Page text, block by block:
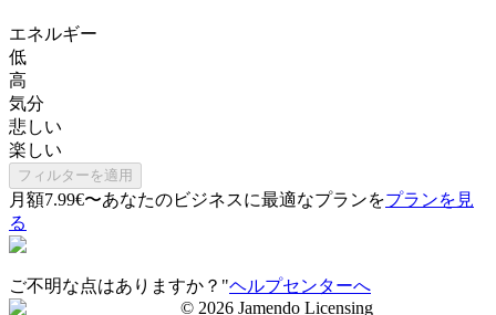
エネルギー
低
高
気分
悲しい
楽しい
フィルターを適用
月額7.99€〜あなたのビジネスに最適なプランをプランを見
る
ご不明な点はありますか？"ヘルプセンターへ
© 2026 Jamendo Licensing